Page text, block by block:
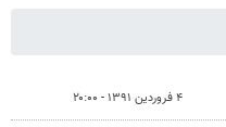
۴ فروردین ۱۳۹۱ - ۲۰:۰۰